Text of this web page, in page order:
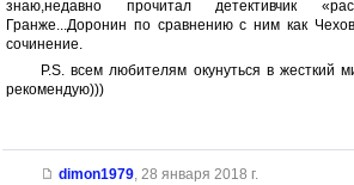
знаю,недавно прочитал детективчик
Гранже...Доронин по сравнению с ним как
сочинение.
P.S. всем любителям окунуться в жесткий
рекомендую)))
dimon1979, 28 января 2018 г.